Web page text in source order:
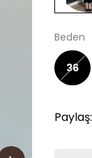
Beden
36
Paylaş: